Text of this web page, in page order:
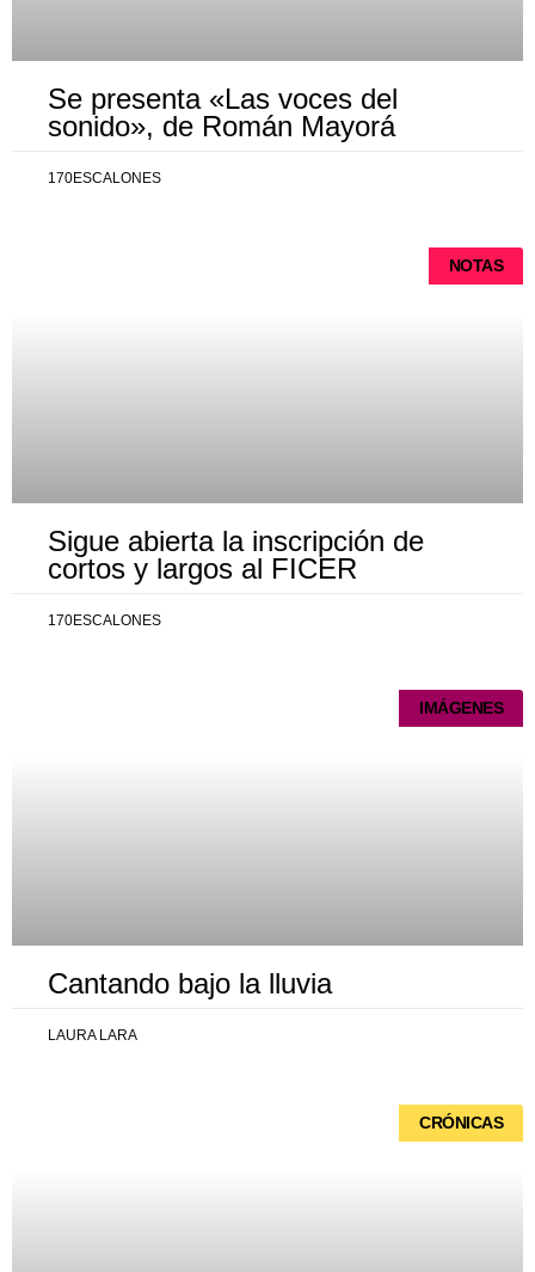
Se presenta «Las voces del
sonido», de Román Mayorá
170ESCALONES
NOTAS
Sigue abierta la inscripción de
cortos y largos al FICER
170ESCALONES
IMÁGENES
Cantando bajo la lluvia
LAURA LARA
CRÓNICAS